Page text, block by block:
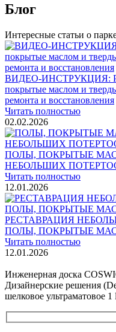
Блог
Интересные статьи о
ВИДЕО-ИНСТРУКЦИЯ:
покрытые маслом и
ремонта и восстановления
Читать полностью
02.02.2026
ПОЛЫ, ПОКРЫТЫЕ
НЕБОЛЬШИХ
Читать полностью
12.01.2026
РЕСТАВРАЦИЯ
ПОЛЫ, ПОКРЫТЫЕ
Читать полностью
12.01.2026
Инженерная доска
Дизайнерские решения
шелковое ультраматовое